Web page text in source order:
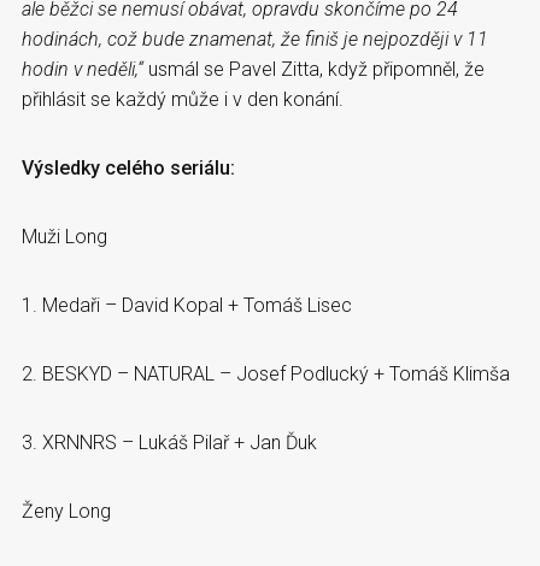
ale běžci se nemusí obávat, opravdu skončíme po 24
hodinách, což bude znamenat, že finiš je nejpozději v 11
hodin v neděli,“usmál se Pavel Zitta, když připomněl, že
přihlásit se každý může i v den konání.
Výsledky celého seriálu:
Muži Long
1. Medaři – David Kopal + Tomáš Lisec
2. BESKYD – NATURAL – Josef Podlucký + Tomáš Klimša
3. XRNNRS – Lukáš Pilař + Jan Ďuk
Ženy Long